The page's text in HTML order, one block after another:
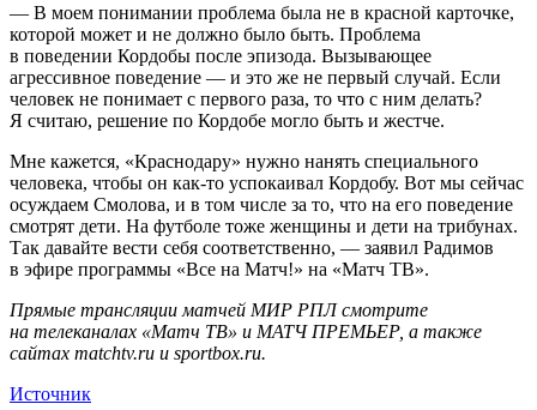
— В моем понимании проблема была не в красной карточке,
которой может и не должно было быть. Проблема
в поведении Кордобы после эпизода. Вызывающее
агрессивное поведение — и это же не первый случай. Если
человек не понимает с первого раза, то что с ним делать?
Я считаю, решение по Кордобе могло быть и жестче.
Мне кажется, «Краснодару» нужно нанять специального
человека, чтобы он как‑то успокаивал Кордобу. Вот мы сейчас
осуждаем Смолова, и в том числе за то, что на его поведение
смотрят дети. На футболе тоже женщины и дети на трибунах.
Так давайте вести себя соответственно, — заявил Радимов
в эфире программы «Все на Матч!» на «Матч ТВ».
Прямые трансляции матчей МИР РПЛ смотрите
на телеканалах «Матч ТВ» и МАТЧ ПРЕМЬЕР, а также
сайтах matchtv.ru и sportbox.ru.
Источник